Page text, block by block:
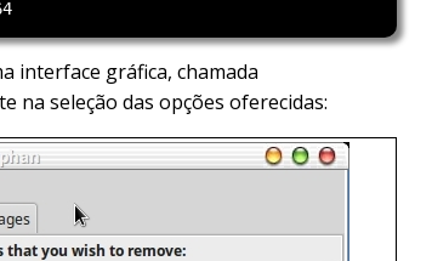
interface gráfica, chamada
na seleção das opções oferecidas: